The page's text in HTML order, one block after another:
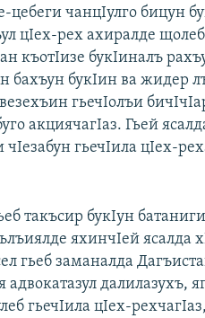
цебеги чанцIулго бицун
цIех-рех ахиралде
къотIизе букIиналъ
бахъун букIин ва жидер
гьечIолъи
акциячагIаз. Гьей
гьечIила цIех-
такъсир букIун
яхинчIей ясалда
гьеб заманалда
далилазухъ,
гьечIила цIех-